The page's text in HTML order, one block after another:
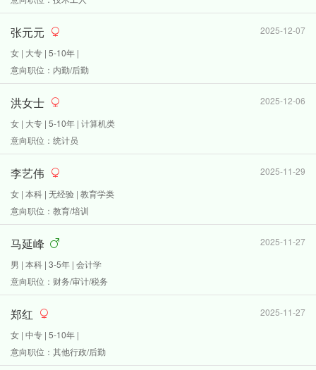
张元元
2025-12-07
女 | 大专 | 5-10年 |
意向职位：内勤/后勤
洪女士
2025-12-06
女 | 大专 | 5-10年 | 计算机类
意向职位：统计员
李艺伟
2025-11-29
女 | 本科 | 无经验 | 教育学类
意向职位：教育/培训
马延峰
2025-11-27
男 | 本科 | 3-5年 | 会计学
意向职位：财务/审计/税务
郑红
2025-11-27
女 | 中专 | 5-10年 |
意向职位：其他行政/后勤